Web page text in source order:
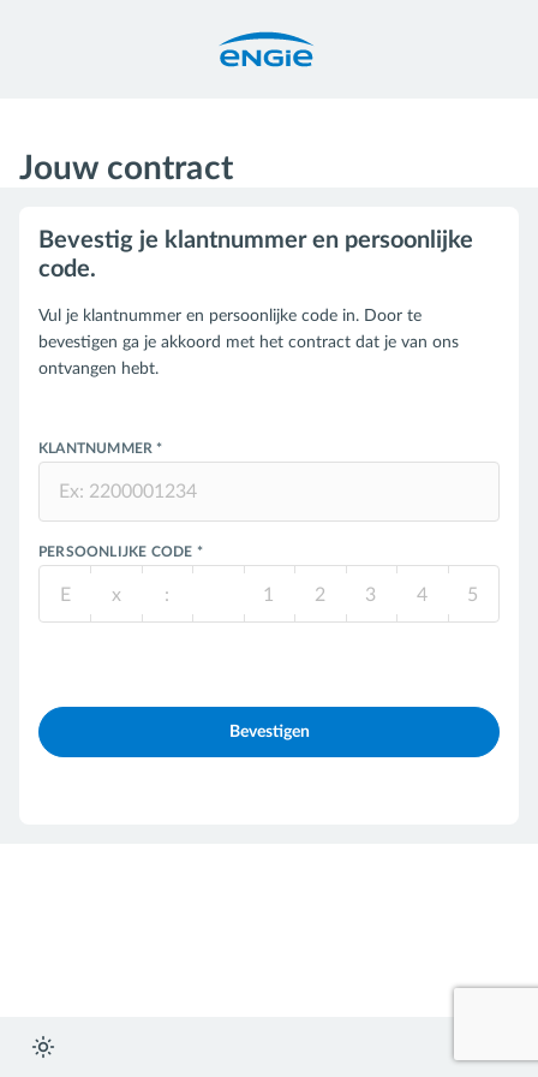
Jouw contract
Bevestig je klantnummer en persoonlijke
code.
Vul je klantnummer en persoonlijke code in. Door te
bevestigen ga je akkoord met het contract dat je van ons
ontvangen hebt.
KLANTNUMMER *
PERSOONLIJKE CODE *
E x : 1 2 3 4 5
Bevestigen